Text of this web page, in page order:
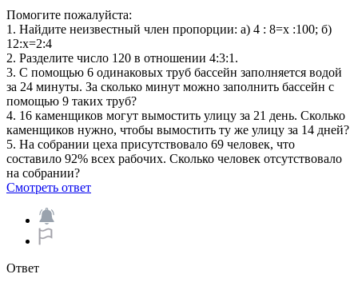
Помогите пожалуйста:
1. Найдите неизвестный член пропорции: а) 4 : 8=x :100; б)
12:x=2:4
2. Разделите число 120 в отношении 4:3:1.
3. С помощью 6 одинаковых труб бассейн заполняется водой
за 24 минуты. За сколько минут можно заполнить бассейн с
помощью 9 таких труб?
4. 16 каменщиков могут вымостить улицу за 21 день. Сколько
каменщиков нужно, чтобы вымостить ту же улицу за 14 дней?
5. На собрании цеха присутствовало 69 человек, что
составило 92% всех рабочих. Сколько человек отсутствовало
на собрании?
Смотреть ответ
Ответ